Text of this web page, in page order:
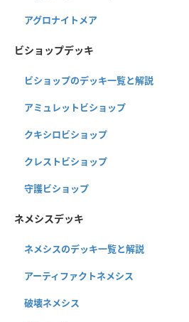
アグロナイトメア
ビショップデッキ
ビショップのデッキ一覧と解説
アミュレットビショップ
クキシロビショップ
クレストビショップ
守護ビショップ
ネメシスデッキ
ネメシスのデッキ一覧と解説
アーティファクトネメシス
破壊ネメシス